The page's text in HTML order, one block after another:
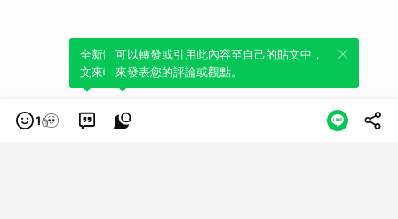
1
全新體驗！一鍵引用此內容，透過發布貼
文來輕鬆表達個人立場。
可以轉發或引用此內容至自己的貼文中，
來發表您的評論或觀點。